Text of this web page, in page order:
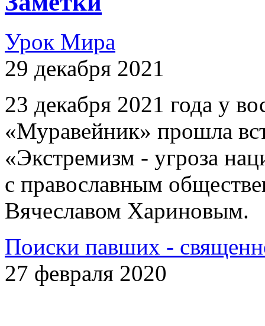
Урок Мира
29 декабря 2021
23 декабря 2021 года у
«Муравейник» прошла
«Экстремизм - угроза
с православным
Вячеславом Хариновым.
Поиски павших -
27 февраля 2020